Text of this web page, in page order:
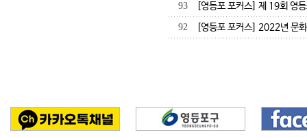
93 [영등포 포커스] 제 19회 영
92 [영등포 포커스] 2022년 문